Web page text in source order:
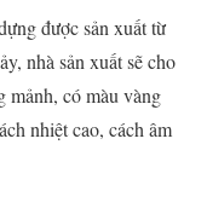
được sản xuất từ
nhà sản xuất sẽ cho
mảnh, có màu vàng
nhiệt cao, cách âm